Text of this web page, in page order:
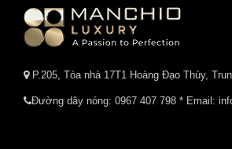
P.205, Tòa nhà 17T1 Hoàng Đạo Thúy,
Đường dây nóng: 0967 407 798 * Email: